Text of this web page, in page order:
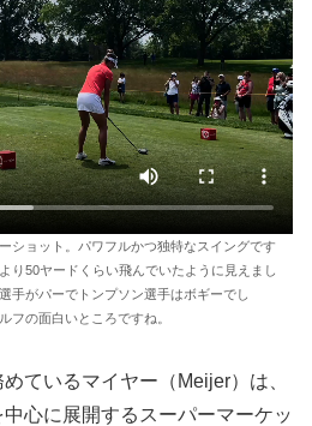
ショット。パワフルかつ独特なスイングです
り50ヤードくらい飛んでいたように見えまし
手がパーでトンプソン選手はボギーでし
フの面白いところですね。
ているマイヤー（Meijer）は、
心に展開するスーパーマーケッ